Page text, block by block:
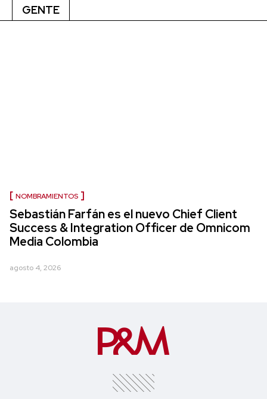
GENTE
NOMBRAMIENTOS
Sebastián Farfán es el nuevo Chief Client
Success & Integration Officer de Omnicom
Media Colombia
agosto 4, 2026